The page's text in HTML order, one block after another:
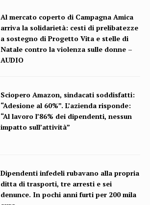
Al mercato coperto di Campagna Amica
arriva la solidarietà: cesti di prelibatezze
a sostegno di Progetto Vita e stelle di
Natale contro la violenza sulle donne –
AUDIO
Sciopero Amazon, sindacati soddisfatti:
“Adesione al 60%”. L’azienda risponde:
“Al lavoro l’86% dei dipendenti, nessun
impatto sull’attività”
Dipendenti infedeli rubavano alla propria
ditta di trasporti, tre arresti e sei
denunce. In pochi anni furti per 200 mila